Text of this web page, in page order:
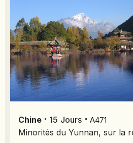
Chine ⋅ 15 Jours ⋅ A471